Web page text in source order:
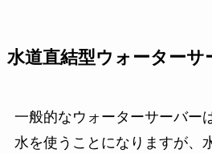
水道直結型ウォーターサ
一般的なウォーターサーバー
水を使うことになりますが、